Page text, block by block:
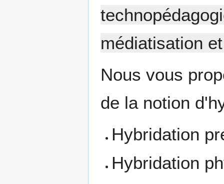
médiatisation
Nous vous
de la notion
Hybridation
Hybridation